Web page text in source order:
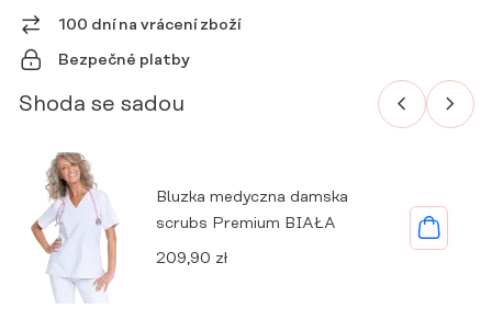
100 dní na vrácení zboží
Bezpečné platby
Shoda se sadou
Bluzka medyczna damska
scrubs Premium BIAŁA
209,90 zł